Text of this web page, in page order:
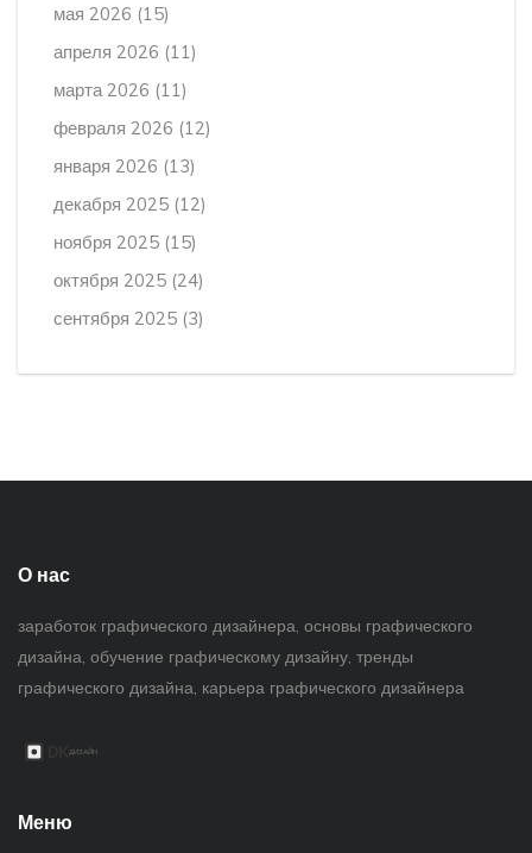
мая 2026 (15)
апреля 2026 (11)
марта 2026 (11)
февраля 2026 (12)
января 2026 (13)
декабря 2025 (12)
ноября 2025 (15)
октября 2025 (24)
сентября 2025 (3)
О нас
заработок графического дизайнера, основы графического
дизайна, обучение графическому дизайну, тренды
графического дизайна, карьера графического дизайнера
Меню